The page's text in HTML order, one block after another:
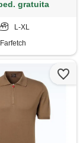
gratuita
L-XL
Farfetch